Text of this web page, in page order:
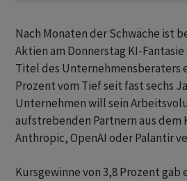
Nach Monaten der Schwäche ist
Aktien am Donnerstag KI-
Titel des Unternehmensberaters
Prozent vom Tief seit fast sechs
Unternehmen will sein
aufstrebenden Partnern aus dem
Anthropic, OpenAI oder Palantir
Kursgewinne von 3,8 Prozent gab